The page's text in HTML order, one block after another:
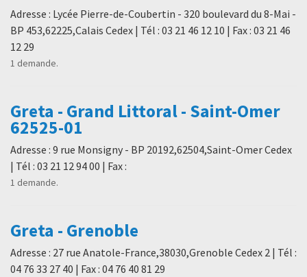
Adresse : Lycée Pierre-de-Coubertin - 320 boulevard du 8-Mai -
BP 453,62225,Calais Cedex | Tél : 03 21 46 12 10 | Fax : 03 21 46
12 29
1 demande.
Greta - Grand Littoral - Saint-Omer
62525-01
Adresse : 9 rue Monsigny - BP 20192,62504,Saint-Omer Cedex
| Tél : 03 21 12 94 00 | Fax :
1 demande.
Greta - Grenoble
Adresse : 27 rue Anatole-France,38030,Grenoble Cedex 2 | Tél :
04 76 33 27 40 | Fax : 04 76 40 81 29